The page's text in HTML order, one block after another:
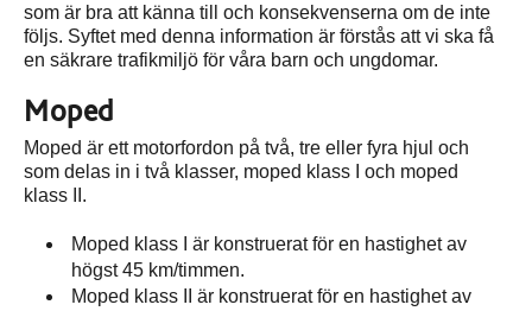
som är bra att känna till och konsekvenserna om de inte
följs. Syftet med denna information är förstås att vi ska få
en säkrare trafikmiljö för våra barn och ungdomar.
Moped
Moped är ett motorfordon på två, tre eller fyra hjul och
som delas in i två klasser, moped klass I och moped
klass II.
Moped klass I är konstruerat för en hastighet av
högst 45 km/timmen.
Moped klass II är konstruerat för en hastighet av